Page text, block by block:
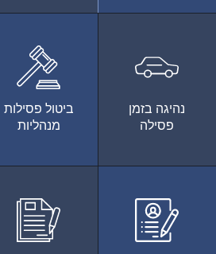
נהיגה בזמן
פסילה
ביטול פסילות
מנהליות